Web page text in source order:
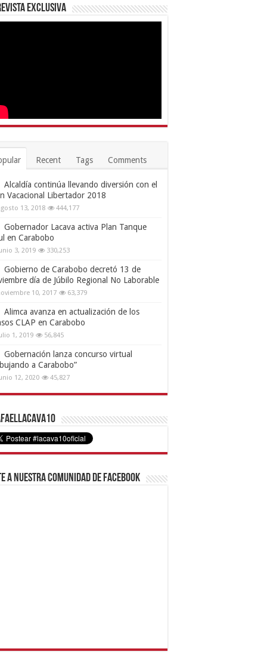
Exclusiva
Recent Tags Comments
Alcaldía continúa llevando diversión con el
Vacacional Libertador 2018
13, 2018 444,177
Gobernador Lacava activa Plan Tanque
en Carabobo
3, 2019 330,253
Gobierno de Carabobo decretó 13 de
día de Júbilo Regional No Laborable
10, 2017 63,379
Alimca avanza en actualización de los
CLAP en Carabobo
1, 2019 56,845
Gobernación lanza concurso virtual
a Carabobo”
12, 2020 45,827
a nuestra comunidad de Facebook